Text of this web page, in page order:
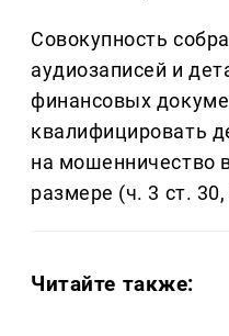
Совокупность
аудиозаписей и
финансовых
квалифицировать
на мошенничество
размере (ч. 3 ст.
Читайте также: